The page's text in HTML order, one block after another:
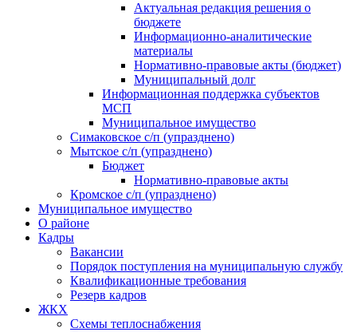
Актуальная редакция решения о
бюджете
Информационно-аналитические
материалы
Нормативно-правовые акты (бюджет)
Муниципальный долг
Информационная поддержка субъектов
МСП
Муниципальное имущество
Симаковское с/п (упразднено)
Мытское с/п (упразднено)
Бюджет
Нормативно-правовые акты
Кромское с/п (упразднено)
Муниципальное имущество
О районе
Кадры
Вакансии
Порядок поступления на муниципальную службу
Квалификационные требования
Резерв кадров
ЖКХ
Схемы теплоснабжения